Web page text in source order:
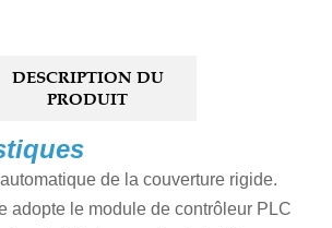
DESCRIPTION DU
PRODUIT
de la couverture rigide.
adopte le module de contrôleur PLC